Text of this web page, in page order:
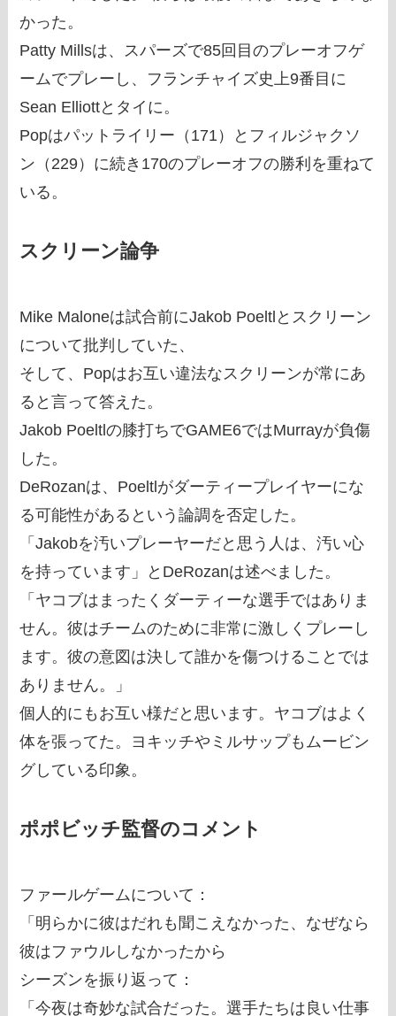
かった。
Patty Millsは、スパーズで85回目のプレーオフゲ
ームでプレーし、フランチャイズ史上9番目に
Sean Elliottとタイに。
Popはパットライリー（171）とフィルジャクソ
ン（229）に続き170のプレーオフの勝利を重ねて
いる。
スクリーン論争
Mike Maloneは試合前にJakob Poeltlとスクリーン
について批判していた、
そして、Popはお互い違法なスクリーンが常にあ
ると言って答えた。
Jakob Poeltlの膝打ちでGAME6ではMurrayが負傷
した。
DeRozanは、Poeltlがダーティープレイヤーにな
る可能性があるという論調を否定した。
「Jakobを汚いプレーヤーだと思う人は、汚い心
を持っています」とDeRozanは述べました。
「ヤコブはまったくダーティーな選手ではありま
せん。彼はチームのために非常に激しくプレーし
ます。彼の意図は決して誰かを傷つけることでは
ありません。」
個人的にもお互い様だと思います。ヤコブはよく
体を張ってた。ヨキッチやミルサップもムービン
グしている印象。
ポポビッチ監督のコメント
ファールゲームについて：
「明らかに彼はだれも聞こえなかった、なぜなら
彼はファウルしなかったから
シーズンを振り返って：
「今夜は奇妙な試合だった。選手たちは良い仕事